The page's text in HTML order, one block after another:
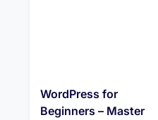
WordPress for
Beginners – Master